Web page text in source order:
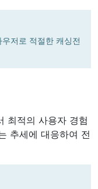
저로 적절한 캐싱전
최적의 사용자 경험
추세에 대응하여 전